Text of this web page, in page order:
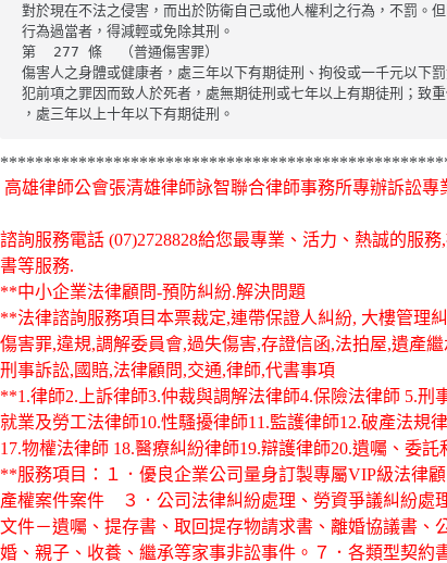
對於現在不法之侵害，而出於防衛自己或他人權利之行為，不罰。
行為過當者，得減輕或免除其刑。
第  277 條  （普通傷害罪）
傷害人之身體或健康者，處三年以下有期徒刑、拘役或一千元以下罰
犯前項之罪因而致人於死者，處無期徒刑或七年以上有期徒刑；致
，處三年以上十年以下有期徒刑。
高雄律師公會張清雄律師詠智聯合律師事務所專辦訴訟專
諮詢服務電話 (07)2728828給您最專業、活力、熱誠的服
書等服務.
**中小企業法律顧問-預防糾紛.解決問題
**法律諮詢服務項目本票裁定,連帶保證人糾紛, 大樓管理
傷害罪,違規,調解委員會,過失傷害,存證信函,法拍屋,遺產
刑事訴訟,國賠,法律顧問,交通,律師,代書事項
**1.律師2.上訴律師3.仲裁與調解法律師4.保險法律師 5.
就業及勞工法律師10.性騷擾律師11.監護律師12.破產法規
17.物權法律師 18.醫療糾紛律師19.辯護律師20.遺囑、委託
**服務項目：１．優良企業公司量身訂製專屬VIP級法律
產權案件案件 ３．公司法律糾紛處理、勞資爭議糾紛處
文件－遺囑、提存書、取回提存物請求書、離婚協議書
婚、親子、收養、繼承等家事非訟事件。７．各類型契約